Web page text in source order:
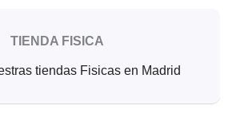
TIENDA FISICA
tiendas Fisicas en Madrid